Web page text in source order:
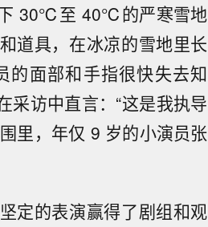
下 30℃至 40℃的严寒雪地
道具，在冰凉的雪地里长
的面部和手指很快失去知
采访中直言：“这是我执导
里，年仅 9 岁的小演员张
定的表演赢得了剧组和观